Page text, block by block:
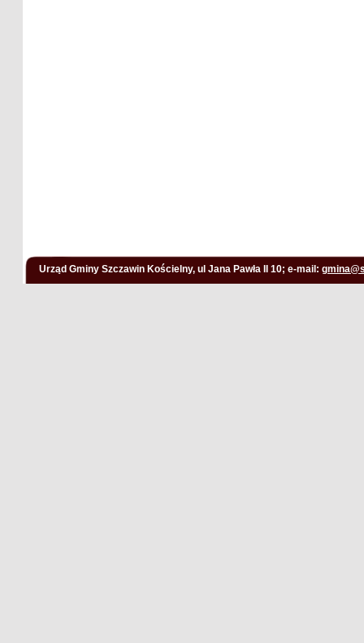
Urząd Gminy Szczawin Kościelny, ul Jana Pawła II 10; e-mail: